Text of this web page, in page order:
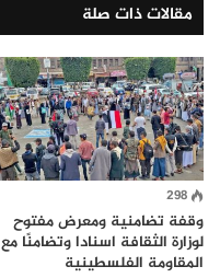
مقالات ذات صلة
298
وقفة تضامنية ومعرض مفتوح
لوزارة الثقافة اسنادا وتضامنًا مع
المقاومة الفلسطينية